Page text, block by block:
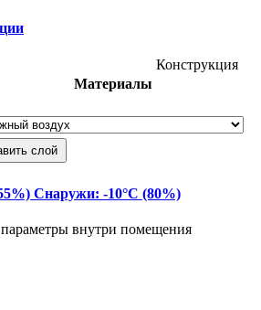
Конструкция
Материалы
слой
Снаружи: -10°С (80%)
внутри помещения